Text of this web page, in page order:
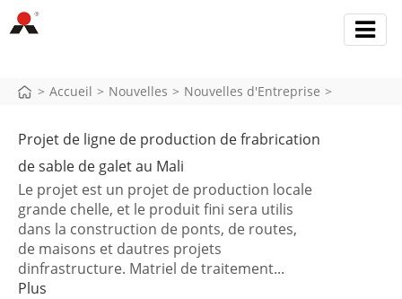
> Accueil > Nouvelles > Nouvelles d'Entreprise >
Projet de ligne de production de frabrication
de sable de galet au Mali
Le projet est un projet de production locale
grande chelle, et le produit fini sera utilis
dans la construction de ponts, de routes,
de maisons et dautres projets
dinfrastructure. Matriel de traitement...
Plus